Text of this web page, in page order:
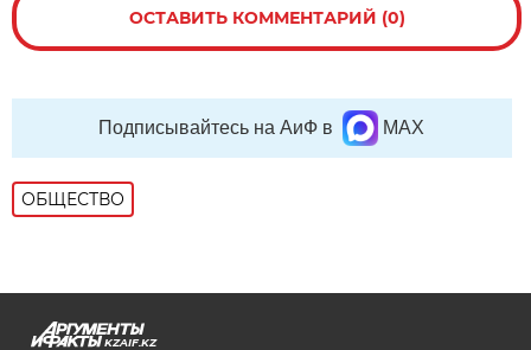
ОСТАВИТЬ КОММЕНТАРИЙ (0)
Подписывайтесь на АиФ в MAX
ОБЩЕСТВО
KZAIF.KZ